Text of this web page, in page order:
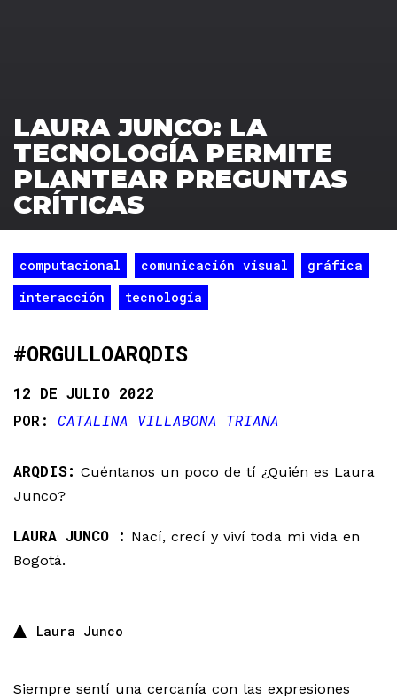
LAURA JUNCO: LA
TECNOLOGÍA PERMITE
PLANTEAR PREGUNTAS
CRÍTICAS
computacional comunicación visual
gráfica
interacción
tecnología
#ORGULLOARQDIS
12 DE JULIO 2022
CATALINA VILLABONA TRIANA
ARQDIS: Cuéntanos un poco de tí ¿Quién es Laura
Junco?
LAURA JUNCO : Nací, crecí y viví toda mi vida en
Bogotá.
Laura Junco
Siempre sentí una cercanía con las expresiones